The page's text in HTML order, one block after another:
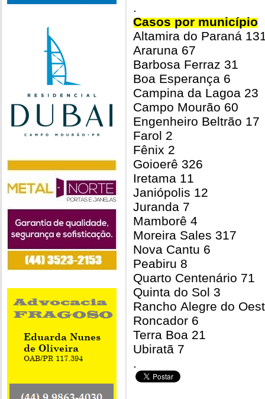
.
Casos por município
Altamira do Paraná
Araruna 67
Barbosa Ferraz 31
Boa Esperança 6
Campina da Lagoa 23
Campo Mourão 60
Engenheiro Beltrão 17
Farol 2
Fênix 2
Goioerê 326
Iretama 11
Janiópolis 12
Juranda 7
Mamborê 4
Moreira Sales 317
Nova Cantu 6
Peabiru 8
Quarto Centenário 71
Quinta do Sol 3
Rancho Alegre do
Roncador 6
Terra Boa 21
Ubiratã 7
.